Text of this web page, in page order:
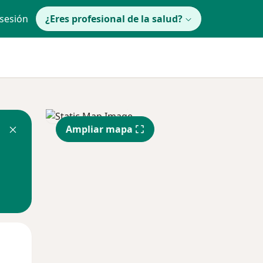
¿Eres profesional de la salud?
Ampliar mapa